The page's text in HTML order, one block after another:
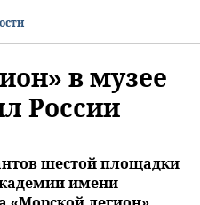
в музее
России
шестой площадки
имени